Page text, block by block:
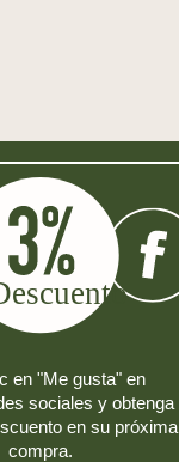
en "Me gusta" en
sociales y obtenga
en su próxima
compra.